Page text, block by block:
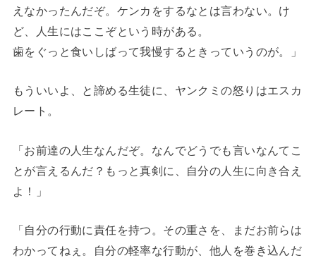
えなかったんだぞ。ケンカをするなとは言わない。け
ど、人生にはここぞという時がある。
歯をぐっと食いしばって我慢するときっていうのが。」
もういいよ、と諦める生徒に、ヤンクミの怒りはエスカ
レート。
「お前達の人生なんだぞ。なんでどうでも言いなんてこ
とが言えるんだ？もっと真剣に、自分の人生に向き合え
よ！」
「自分の行動に責任を持つ。その重さを、まだお前らは
わかってねぇ。自分の軽率な行動が、他人を巻き込んだ